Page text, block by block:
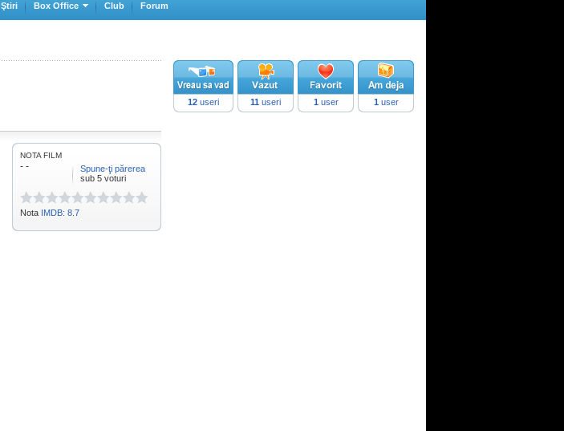
Ştiri Box Office Club Forum
NOTA FILM
- -
Spune-ţi părerea
sub 5 voturi
Nota IMDB: 8.7
12 useri 11 useri 1 user 1 user